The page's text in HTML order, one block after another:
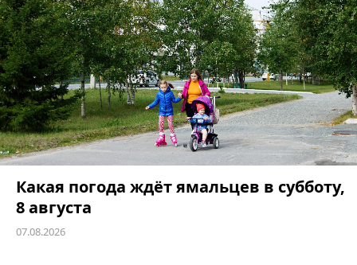
Какая погода ждёт ямальцев в субботу,
8 августа
07.08.2026